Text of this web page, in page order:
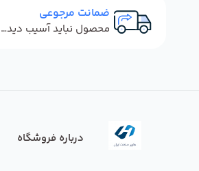
ضمانت مرجوعی
محصول نباید آسیب دیده باشد
درباره فروشگاه